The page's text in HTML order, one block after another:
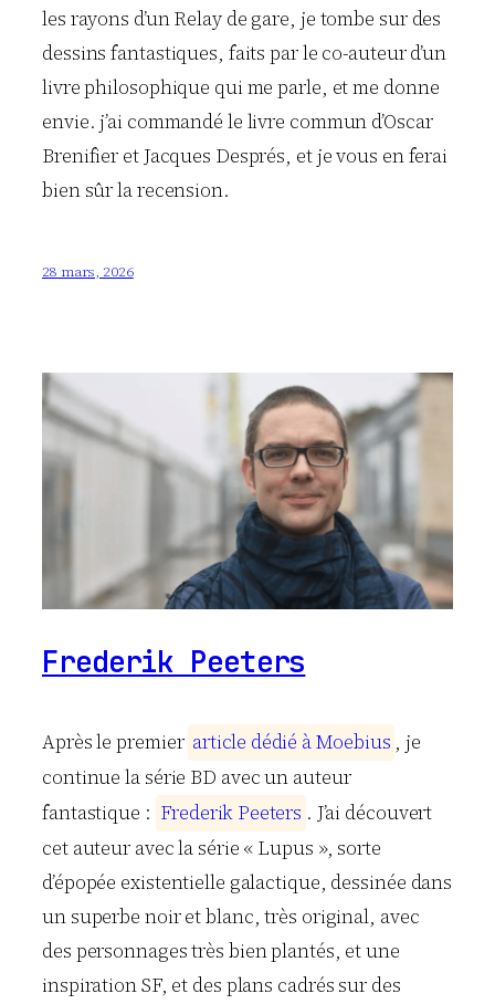
les rayons d’un Relay de gare, je tombe sur des
dessins fantastiques, faits par le co-auteur d’un
livre philosophique qui me parle, et me donne
envie. j’ai commandé le livre commun d’Oscar
Brenifier et Jacques Després, et je vous en ferai
bien sûr la recension.
28 mars, 2026
Frederik Peeters
Après le premier article dédié àMoebius , je
continue la série BD avec un auteur
fantastique : Frederik Peeters . J’ai découvert
cet auteur avec la série « Lupus », sorte
d’épopée existentielle galactique, dessinée dans
un superbe noir et blanc, très original, avec
des personnages très bien plantés, et une
inspiration SF, et des plans cadrés sur des